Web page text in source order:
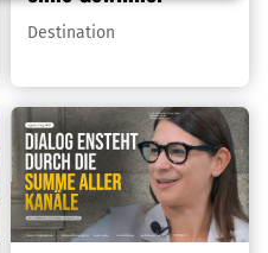
Destination